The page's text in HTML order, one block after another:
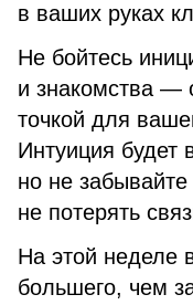
в ваших руках
Не бойтесь
и знакомства —
точкой для
Интуиция
но не
не потерять
На этой неделе
большего, чем